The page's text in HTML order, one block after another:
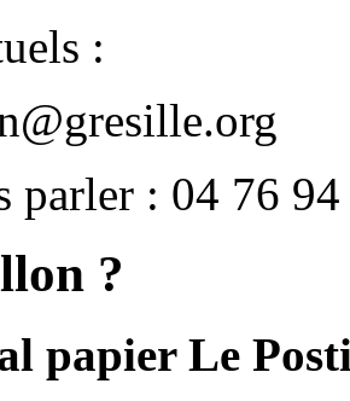
:
parler : 04 76
?
papier Le